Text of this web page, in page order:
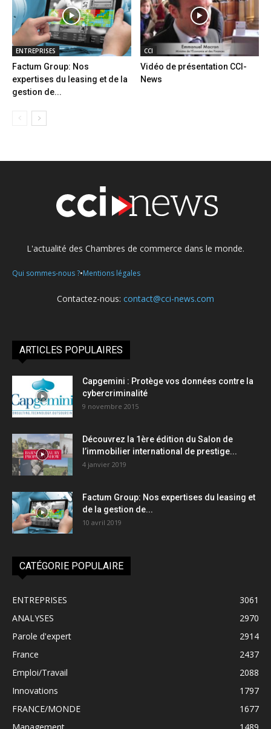
ENTREPRISES
Factum Group: Nos
expertises du leasing et de la
gestion de...
CCI
Vidéo de présentation CCI-
News
L'actualité des Chambres de commerce dans le monde.
Qui sommes-nous ?•Mentions légales
Contactez-nous: contact@cci-news.com
ARTICLES POPULAIRES
Capgemini : Protège vos données contre la
cybercriminalité
9 novembre 2015
Découvrez la 1ère édition du Salon de
l’immobilier international de prestige...
4 janvier 2019
Factum Group: Nos expertises du leasing et
de la gestion de...
10 avril 2019
CATÉGORIE POPULAIRE
ENTREPRISES
3061
ANALYSES
2970
Parole d'expert
2914
France
2437
Emploi/Travail
2088
Innovations
1797
FRANCE/MONDE
1677